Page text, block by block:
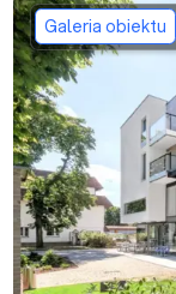
Galeria obiektu